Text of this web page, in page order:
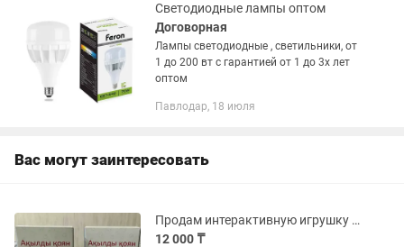
Светодиодные лампы оптом
Договорная
Лампы светодиодные , светильники, от
1 до 200 вт с гарантией от 1 до 3х лет
оптом
Павлодар, 18 июля
Вас могут заинтересовать
Продам интерактивную игрушку Ақылды қоян
12 000 ₸